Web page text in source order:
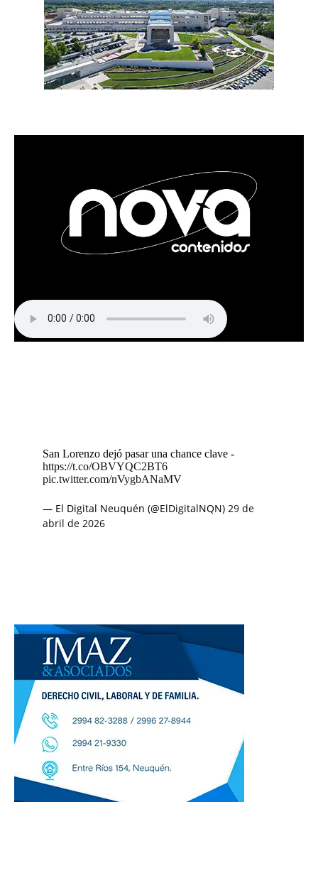
San Lorenzo dejó pasar una chance clave -
https://t.co/OBVYQC2BT6
pic.twitter.com/nVygbANaMV
— El Digital Neuquén (@ElDigitalNQN) 29 de
abril de 2026